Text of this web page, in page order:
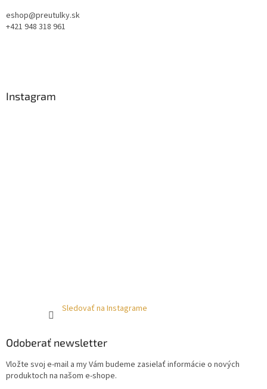
eshop@preutulky.sk
+421 948 318 961
Instagram
Sledovať na Instagrame
Odoberať newsletter
Vložte svoj e-mail a my Vám budeme zasielať informácie o nových
produktoch na našom e-shope.